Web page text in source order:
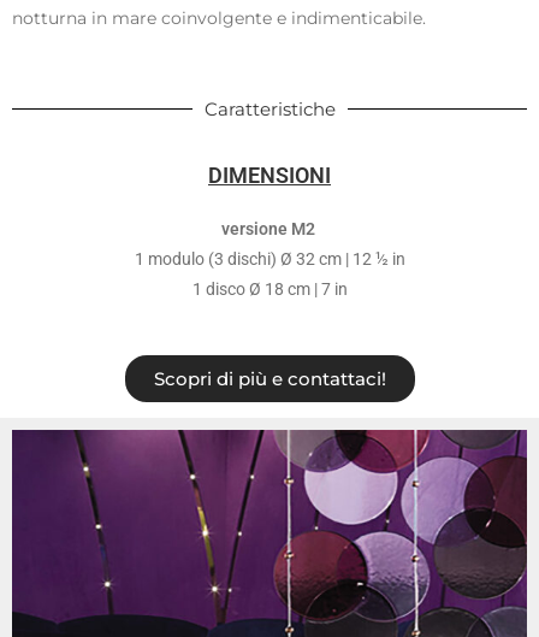
notturna in mare coinvolgente e indimenticabile.
Caratteristiche
DIMENSIONI
versione M2
1 modulo (3 dischi) Ø 32 cm | 12 ½ in
1 disco Ø 18 cm | 7 in
Scopri di più e contattaci!